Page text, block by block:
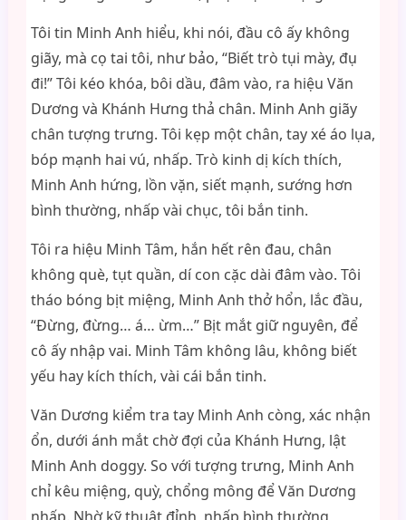
Tôi tin Minh Anh hiểu, khi nói, đầu cô ấy không
giãy, mà cọ tai tôi, như bảo, “Biết trò tụi mày, đụ
đi!” Tôi kéo khóa, bôi dầu, đâm vào, ra hiệu Văn
Dương và Khánh Hưng thả chân. Minh Anh giãy
chân tượng trưng. Tôi kẹp một chân, tay xé áo lụa,
bóp mạnh hai vú, nhấp. Trò kinh dị kích thích,
Minh Anh hứng, lồn vặn, siết mạnh, sướng hơn
bình thường, nhấp vài chục, tôi bắn tinh.
Tôi ra hiệu Minh Tâm, hắn hết rên đau, chân
không què, tụt quần, dí con cặc dài đâm vào. Tôi
tháo bóng bịt miệng, Minh Anh thở hổn, lắc đầu,
“Đừng, đừng… á… ừm…” Bịt mắt giữ nguyên, để
cô ấy nhập vai. Minh Tâm không lâu, không biết
yếu hay kích thích, vài cái bắn tinh.
Văn Dương kiểm tra tay Minh Anh còng, xác nhận
ổn, dưới ánh mắt chờ đợi của Khánh Hưng, lật
Minh Anh doggy. So với tượng trưng, Minh Anh
chỉ kêu miệng, quỳ, chổng mông để Văn Dương